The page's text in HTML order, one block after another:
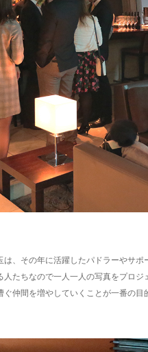
は、その年に活躍したパドラーやサ
人たちなので一人一人の写真をプロ
仲間を増やしていくことが一番の目